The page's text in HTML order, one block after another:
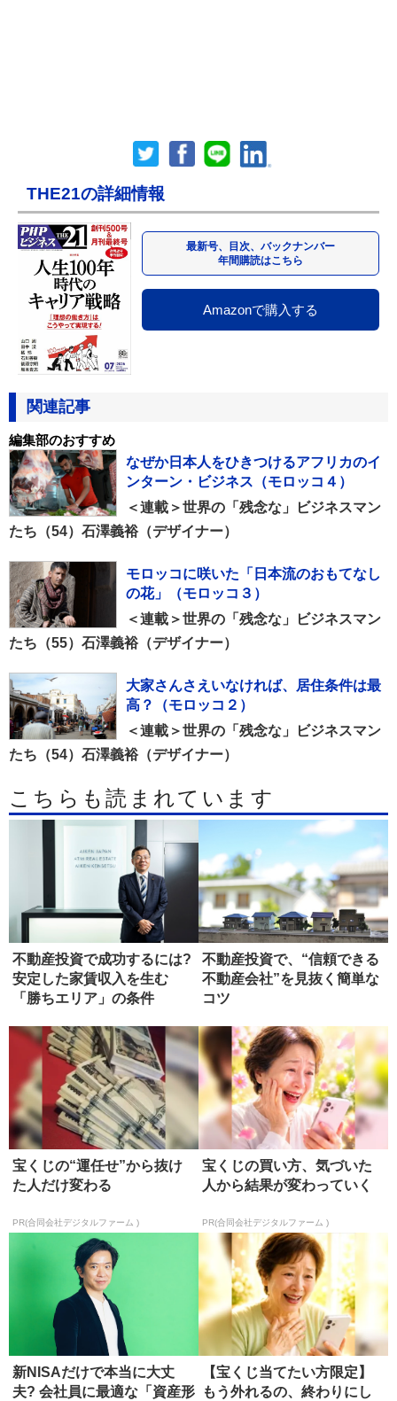
THE21の詳細情報
最新号、目次、バックナンバー
年間購読はこちら
Amazonで購入する
関連記事
編集部のおすすめ
なぜか日本人をひきつけるアフリカのイ
ンターン・ビジネス（モロッコ４）
＜連載＞世界の「残念な」ビジネスマン
たち（54）石澤義裕（デザイナー）
モロッコに咲いた「日本流のおもてなし
の花」（モロッコ３）
＜連載＞世界の「残念な」ビジネスマン
たち（55）石澤義裕（デザイナー）
大家さんさえいなければ、居住条件は最
高？（モロッコ２）
＜連載＞世界の「残念な」ビジネスマン
たち（54）石澤義裕（デザイナー）
こちらも読まれています
不動産投資で成功するには?
安定した家賃収入を生む
「勝ちエリア」の条件
不動産投資で、“信頼できる
不動産会社”を見抜く簡単な
コツ
宝くじの“運任せ”から抜け
た人だけ変わる
PR(合同会社デジタルファーム )
宝くじの買い方、気づいた
人から結果が変わっていく
PR(合同会社デジタルファーム )
新NISAだけで本当に大丈
夫? 会社員に最適な「資産形
【宝くじ当てたい方限定】
もう外れるの、終わりにし